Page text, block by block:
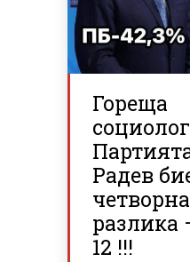
Гореща
Радев
четворна
разлика
12 !!!